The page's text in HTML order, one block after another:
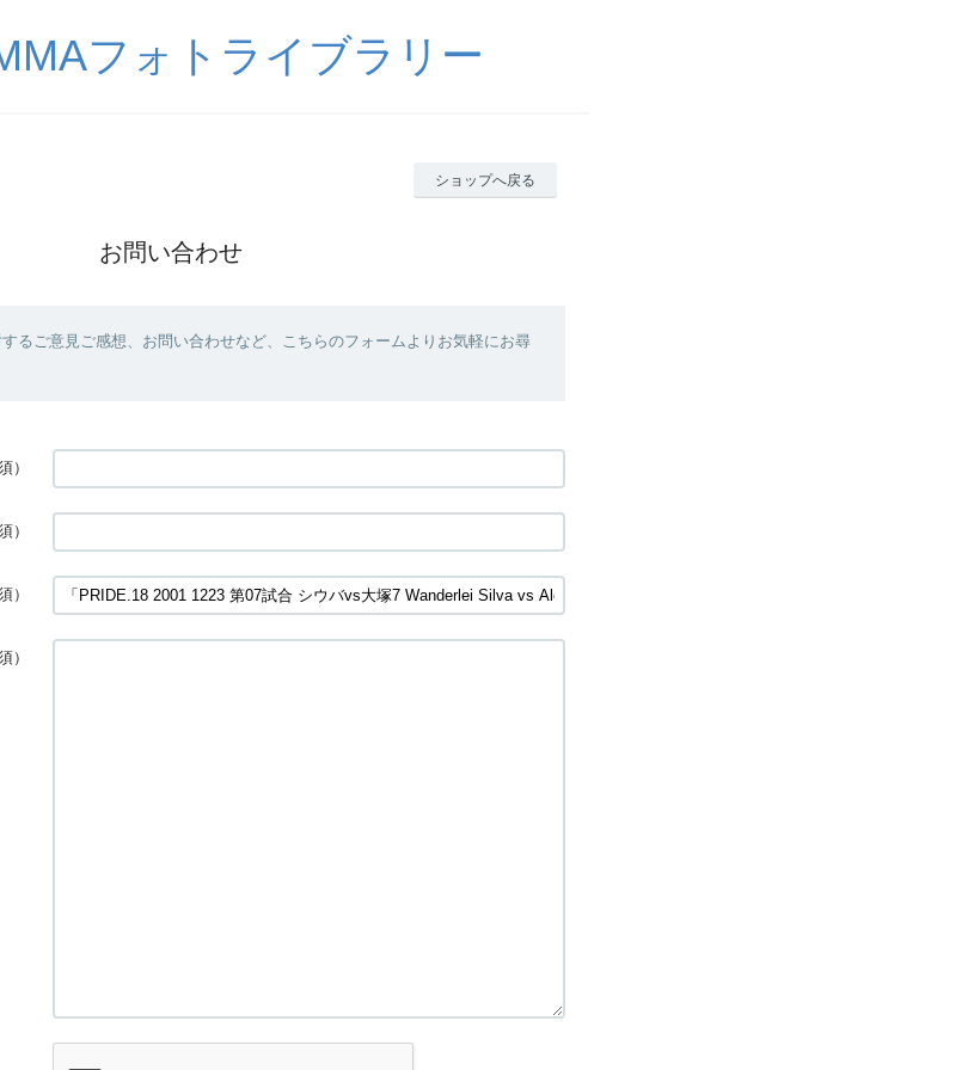
フォトライブラリー
ショップへ戻る
お問い合わせ
るご意見ご感想、お問い合わせなど、こちらのフォームよりお気軽にお尋
）
）
）
）